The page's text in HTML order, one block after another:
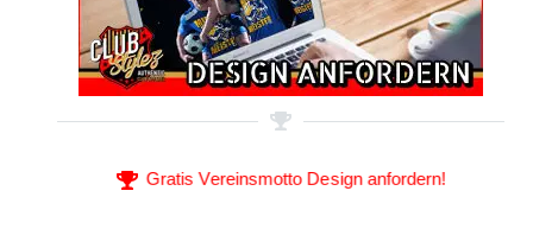
Gratis Vereinsmotto Design anfordern!